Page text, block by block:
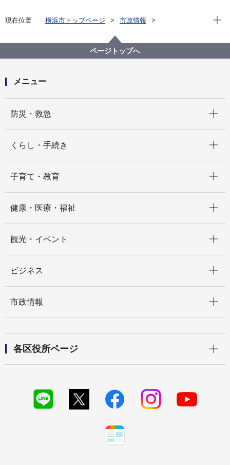
現在位置 横浜市トップページ
市政情報
こども青少年局の紹介
こども青少年局の組織と業務
こども青少年局 地域子育て支援課
現在
ページトップへ
メニュー
防災・救急
くらし・手続き
子育て・教育
健康・医療・福祉
観光・イベント
ビジネス
市政情報
各区役所ページ